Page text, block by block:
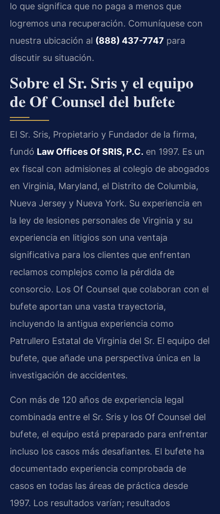
lo que significa que no paga a menos que
logremos una recuperación. Comuníquese con
nuestra ubicación al (888) 437-7747 para
discutir su situación.
Sobre el Sr. Sris y el equipo
de Of Counsel del bufete
El Sr. Sris, Propietario y Fundador de la firma,
fundó Law Offices Of SRIS, P.C. en 1997. Es un
ex fiscal con admisiones al colegio de abogados
en Virginia, Maryland, el Distrito de Columbia,
Nueva Jersey y Nueva York. Su experiencia en
la ley de lesiones personales de Virginia y su
experiencia en litigios son una ventaja
significativa para los clientes que enfrentan
reclamos complejos como la pérdida de
consorcio. Los Of Counsel que colaboran con el
bufete aportan una vasta trayectoria,
incluyendo la antigua experiencia como
Patrullero Estatal de Virginia del Sr. El equipo del
bufete, que añade una perspectiva única en la
investigación de accidentes.
Con más de 120 años de experiencia legal
combinada entre el Sr. Sris y los Of Counsel del
bufete, el equipo está preparado para enfrentar
incluso los casos más desafiantes. El bufete ha
documentado experiencia comprobada de
casos en todas las áreas de práctica desde
1997. Los resultados varían; resultados